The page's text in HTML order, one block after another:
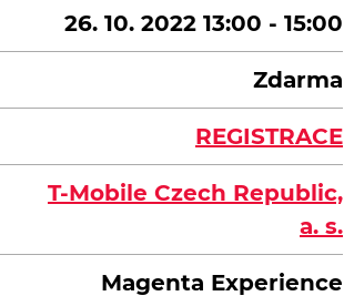
26. 10. 2022 13:00 - 15:00
Zdarma
REGISTRACE
T-Mobile Czech Republic,
a. s.
Magenta Experience